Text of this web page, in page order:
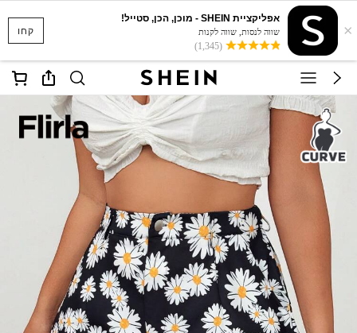
קחו ×
אפליקציית SHEIN - מוכן, הכן, סטייל!
שווה לנסות, שווה לקנות
(1,345)